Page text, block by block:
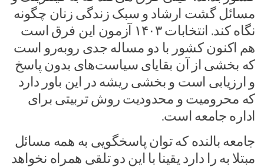
مسائل گشت ارشاد و سبک زندگی زنان چگونه
نگاه کند. انتخابات ۱۴۰۳ آزمون این فرق است
هم اکنون کشور با دو مساله جدی روبه‌رو است
که بخشی از آن بقایای سیاست‌های بدون پاسخ
و ارزیابی است و بخشی ریشه در این باور دارد
که محرومیت و محدودیت روش تربیتی برای
اداره جامعه است.
جامعه بالنده که توان پاسخگویی به همه مسائل
مبتلا به را دارد یقینا با این دو تلقی همراه نخواهد